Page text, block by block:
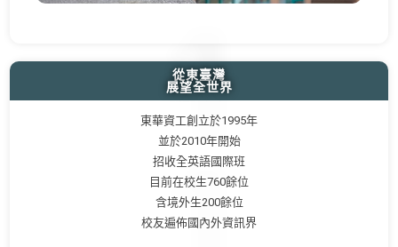
從東臺灣
展望全世界
東華資工創立於1995年
並於2010年開始
招收全英語國際班
目前在校生760餘位
含境外生200餘位
校友遍佈國內外資訊界